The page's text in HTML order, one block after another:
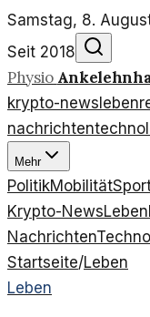
Samstag, 8.
Seit 2018
Physio
krypto-news leben
nachrichten
Mehr
PolitikMobilität
Krypto-NewsLeben
Nachrichten
Startseite/Leben
Leben